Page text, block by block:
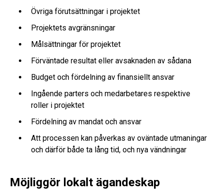
Övriga förutsättningar i projektet
Projektets avgränsningar
Målsättningar för projektet
Förväntade resultat eller avsaknaden av sådana
Budget och fördelning av finansiellt ansvar
Ingående parters och medarbetares respektive
roller i projektet
Fördelning av mandat och ansvar
Att processen kan påverkas av oväntade utmaningar
och därför både ta lång tid, och nya vändningar
Möjliggör lokalt ägandeskap